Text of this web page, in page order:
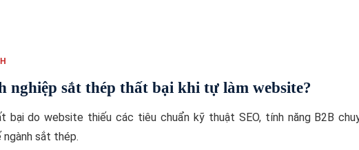
nghiệp sắt thép thất bại khi tự làm website?
bại do website thiếu các tiêu chuẩn kỹ thuật SEO, tính năng B2B
sắt thép.